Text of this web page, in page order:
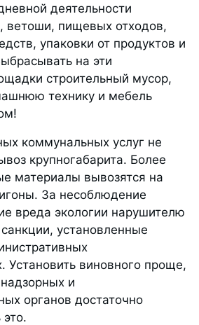
деятельности
ветоши, пищевых отходов,
упаковки от продуктов и
на эти
строительный мусор,
технику и мебель
коммунальных услуг не
крупногабарита. Более
материалы вывозятся на
За несоблюдение
вреда экологии нарушителю
установленные
Установить виновного проще,
и
органов достаточно